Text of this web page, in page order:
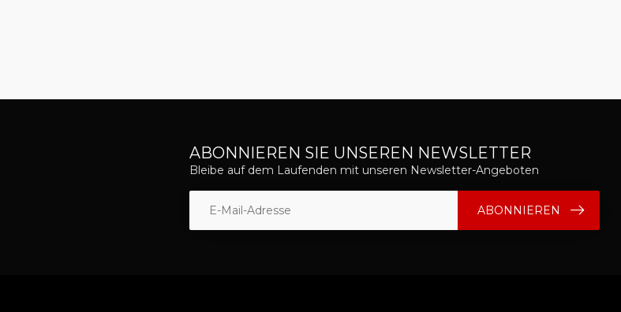
ABONNIEREN SIE UNSEREN NEWSLETTER
Bleibe auf dem Laufenden mit unseren Newsletter-Angeboten
ABONNIEREN